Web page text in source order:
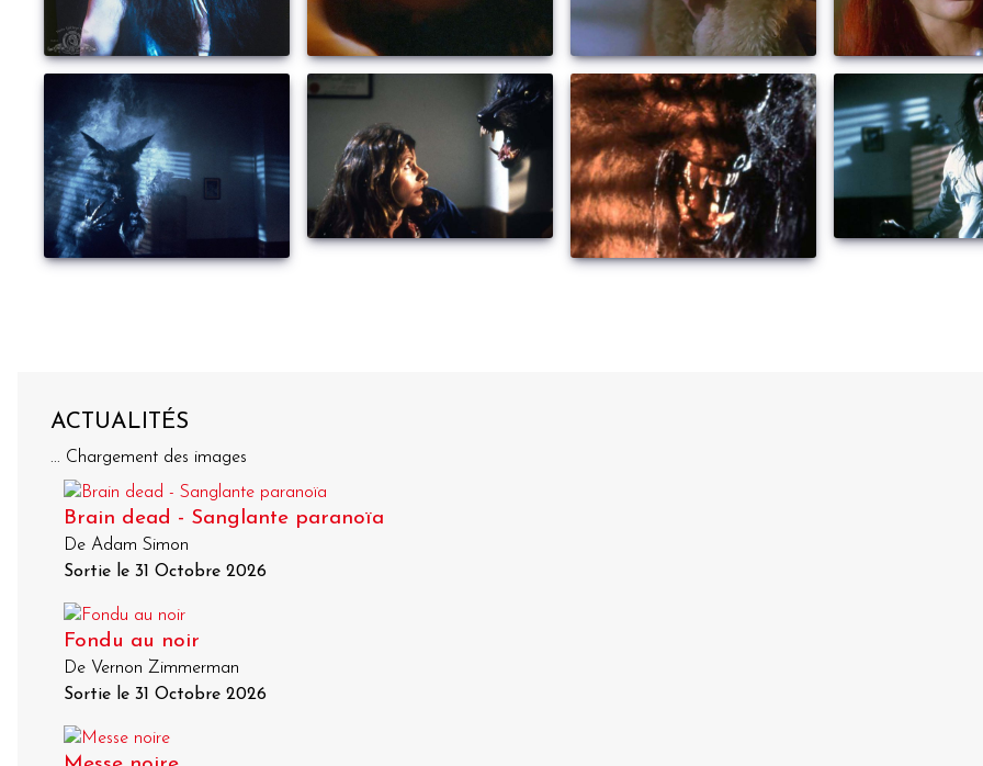
ACTUALITÉS
... Chargement des images
Brain dead - Sanglante paranoïa
De Adam Simon
Sortie le 31 Octobre 2026
Fondu au noir
De Vernon Zimmerman
Sortie le 31 Octobre 2026